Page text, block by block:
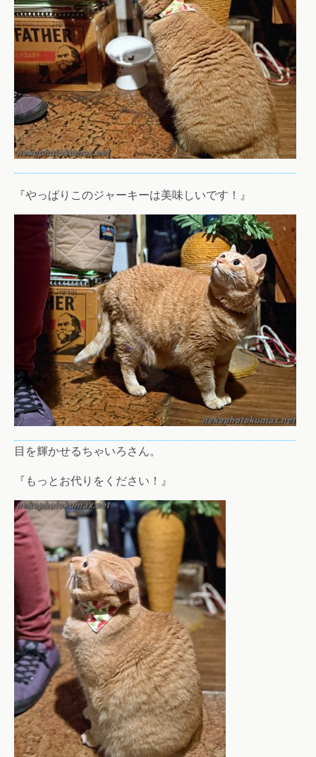
『やっぱりこのジャーキーは美味しいです！』
目を輝かせるちゃいろさん。
『もっとお代りをください！』